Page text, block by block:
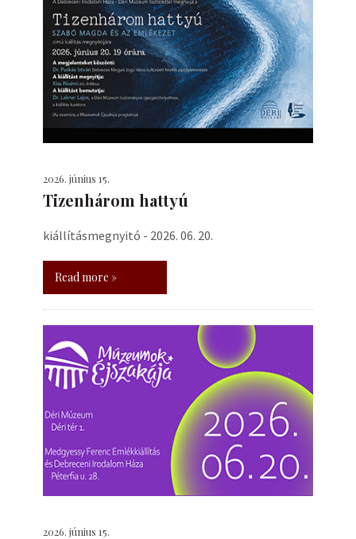
2026. június 15.
Tizenhárom hattyú
kiállításmegnyitó - 2026. 06. 20.
Read more »
2026. június 15.